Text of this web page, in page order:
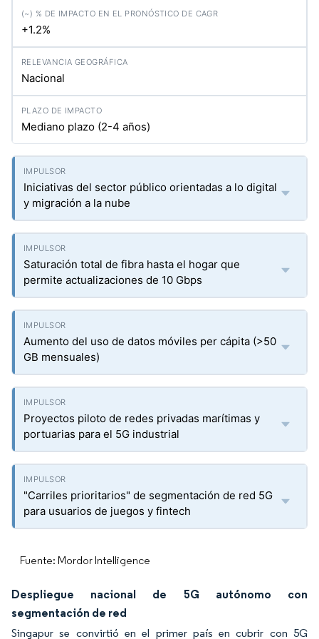
+1.2%
Nacional
Mediano plazo (2-4 años)
Iniciativas del sector público orientadas a lo digital
y migración a la nube
Saturación total de fibra hasta el hogar que
permite actualizaciones de 10 Gbps
Aumento del uso de datos móviles per cápita (>50
GB mensuales)
Proyectos piloto de redes privadas marítimas y
portuarias para el 5G industrial
"Carriles prioritarios" de segmentación de red 5G
para usuarios de juegos y fintech
Fuente: Mordor Intelligence
Despliegue nacional de 5G autónomo con
segmentación de red
Singapur se convirtió en el primer país en cubrir con 5G